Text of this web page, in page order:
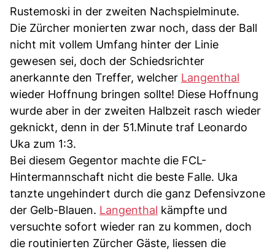
Rustemoski in der zweiten Nachspielminute.
Die Zürcher monierten zwar noch, dass der Ball
nicht mit vollem Umfang hinter der Linie
gewesen sei, doch der Schiedsrichter
anerkannte den Treffer, welcher Langenthal
wieder Hoffnung bringen sollte! Diese Hoffnung
wurde aber in der zweiten Halbzeit rasch wieder
geknickt, denn in der 51.Minute traf Leonardo
Uka zum 1:3.
Bei diesem Gegentor machte die FCL-
Hintermannschaft nicht die beste Falle. Uka
tanzte ungehindert durch die ganz Defensivzone
der Gelb-Blauen. Langenthal kämpfte und
versuchte sofort wieder ran zu kommen, doch
die routinierten Zürcher Gäste, liessen die